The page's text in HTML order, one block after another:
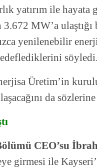
yatırım ile hayata
MW’a
yenilenebilir enerji
söyledi.
Üretim’in
da
CEO’su
girmesi ile